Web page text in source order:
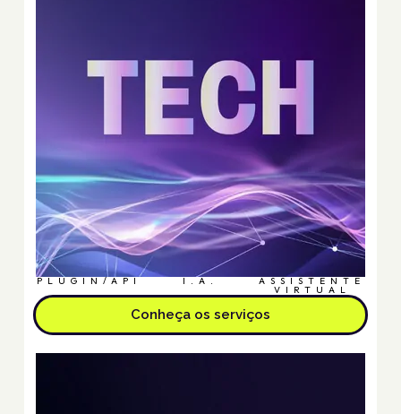
PLUGIN/API I.A. ASSISTENTE
VIRTUAL
Conheça os serviços